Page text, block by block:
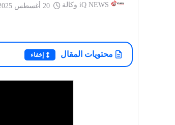
السيد مقتدى الصدر لـ"سرايا السلام"..
iQ NEWS وكالة
محتويات المقال إخفاء